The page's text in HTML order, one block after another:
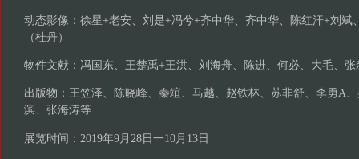
动态影像：徐星+老安、刘是+冯兮+齐中华、齐中华、陈红汗+刘斌
（杜丹）
物件文献：冯国东、王楚禹+王洪、刘海舟、陈进、何必、大毛、张
出版物：王笠泽、陈晓峰、秦竩、马越、赵铁林、苏非舒、李勇A
滨、张海涛等
展览时间：2019年9月28日一10月13日